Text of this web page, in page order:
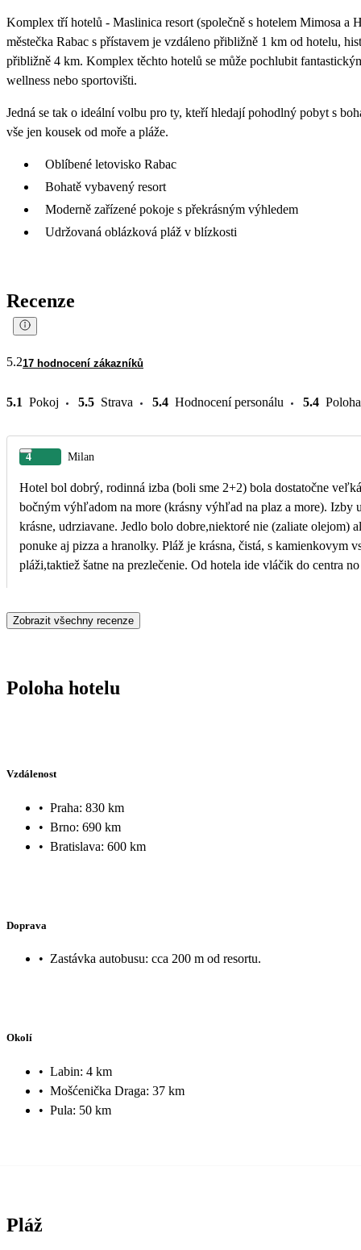
Komplex tří hotelů - Maslinica resort (společně s hotelem Mimosa a
městečka Rabac s přístavem je vzdáleno přibližně 1 km od hotelu,
přibližně 4 km. Komplex těchto hotelů se může pochlubit
wellness nebo sportovišti.
Jedná se tak o ideální volbu pro ty, kteří hledají pohodlný pobyt s
vše jen kousek od moře a pláže.
Oblíbené letovisko Rabac
Bohatě vybavený resort
Moderně zařízené pokoje s překrásným výhledem
Udržovaná oblázková pláž v blízkosti
Recenze
5.217 hodnocení zákazníků
5.1 Pokoj 5.5 Strava 5.4 Hodnocení personálu 5.4 Poloha
4 Milan
Hotel bol dobrý, rodinná izba (boli sme 2+2) bola dostatočne
bočným výhľadom na more (krásny výhľad na plaz a more). Izby
krásne, udrziavane. Jedlo bolo dobre,niektoré nie (zaliate
ponuke aj pizza a hranolky. Pláž je krásna, čistá, s kamienkovym
pláži,taktiež šatne na prezlečenie. Od hotela ide vláčik do centra
Zobrazit všechny recenze
Poloha hotelu
Vzdálenost
• Praha: 830 km
• Brno: 690 km
• Bratislava: 600 km
Doprava
• Zastávka autobusu: cca 200 m od resortu.
Okolí
• Labin: 4 km
• Mošćenička Draga: 37 km
• Pula: 50 km
Pláž